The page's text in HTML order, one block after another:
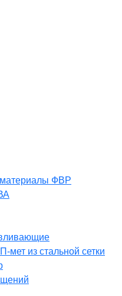
ФВР
из стальной сетки